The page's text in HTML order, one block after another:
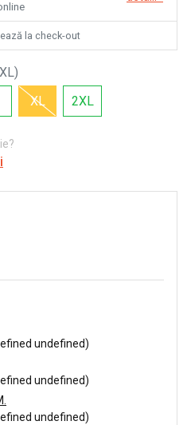
la check-out
)
XL 2XL
undefined)
undefined)
undefined)